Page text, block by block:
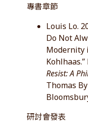
專書章節
Louis Lo.
Do Not
Modernity
Resist: A
Thomas
研討會發表